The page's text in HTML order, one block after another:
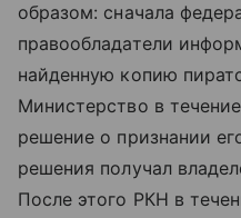
образом: сначала
правообладатели
найденную копию
Министерство в
решение о признании
решения получал
После этого РКН в